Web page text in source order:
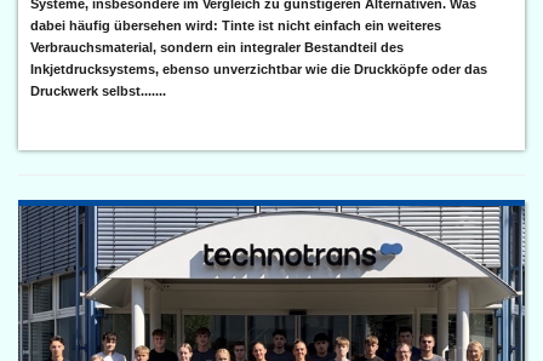
Systeme, insbesondere im Vergleich zu günstigeren Alternativen. Was
dabei häufig übersehen wird: Tinte ist nicht einfach ein weiteres
Verbrauchsmaterial, sondern ein integraler Bestandteil des
Inkjetdrucksystems, ebenso unverzichtbar wie die Druckköpfe oder das
Druckwerk selbst.......